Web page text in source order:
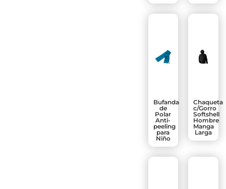
Bufanda
de
Polar
Anti-
peeling
para
Niño
Chaqueta
c/Gorro
Softshell
Hombre
Manga
Larga